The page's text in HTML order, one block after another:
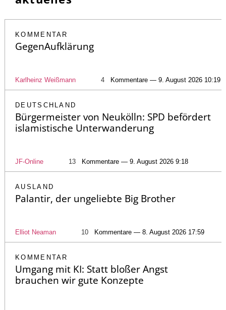
KOMMENTAR
GegenAufklärung
Karlheinz Weißmann 4 Kommentare — 9. August 2026 10:19
DEUTSCHLAND
Bürgermeister von Neukölln: SPD befördert
islamistische Unterwanderung
JF-Online 13 Kommentare — 9. August 2026 9:18
AUSLAND
Palantir, der ungeliebte Big Brother
Elliot Neaman 10 Kommentare — 8. August 2026 17:59
KOMMENTAR
Umgang mit KI: Statt bloßer Angst
brauchen wir gute Konzepte